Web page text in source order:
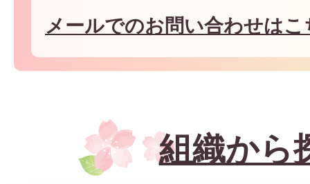
メールでのお問い合わせは
組織から